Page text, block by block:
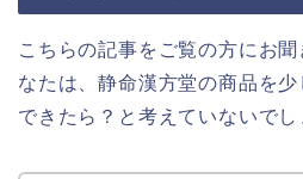
こちらの記事をご覧の方にお
なたは、静命漢方堂の商品を
できたら？と考えていないでし